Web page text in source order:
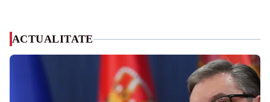
ACTUALITATE